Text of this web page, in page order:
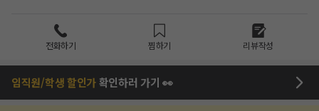
전화하기 찜하기 리뷰작성
임직원/학생 할인가확인하러 가기 👀